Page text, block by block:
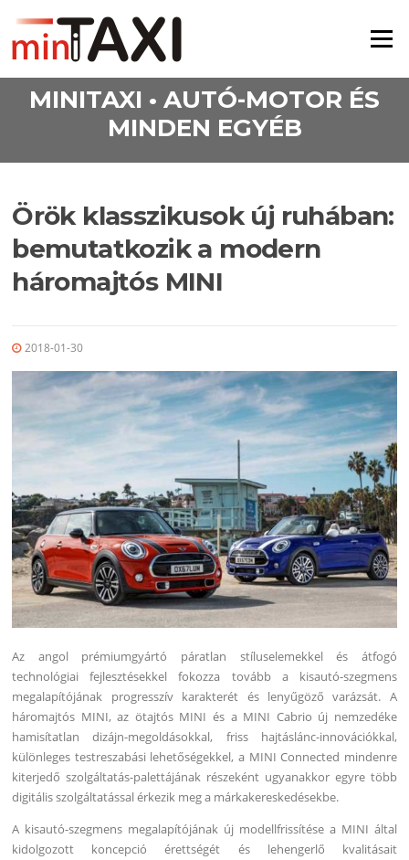
Menü
MINITAXI • AUTÓ-MOTOR ÉS
MINDEN EGYÉB
Örök klasszikusok új ruhában:
bemutatkozik a modern
háromajtós MINI
2018-01-30
Az angol prémiumgyártó páratlan stíluselemekkel és átfogó
technológiai fejlesztésekkel fokozza tovább a kisautó-szegmens
megalapítójának progresszív karakterét és lenyűgöző varázsát. A
háromajtós MINI, az ötajtós MINI és a MINI Cabrio új nemzedéke
hamisítatlan dizájn-megoldásokkal, friss hajtáslánc-innovációkkal,
különleges testreszabási lehetőségekkel, a MINI Connected mindenre
kiterjedő szolgáltatás-palettájának részeként ugyanakkor egyre több
digitális szolgáltatással érkezik meg a márkakereskedésekbe.
A kisautó-szegmens megalapítójának új modellfrissítése a MINI által
kidolgozott koncepció érettségét és lehengerlő kvalitásait